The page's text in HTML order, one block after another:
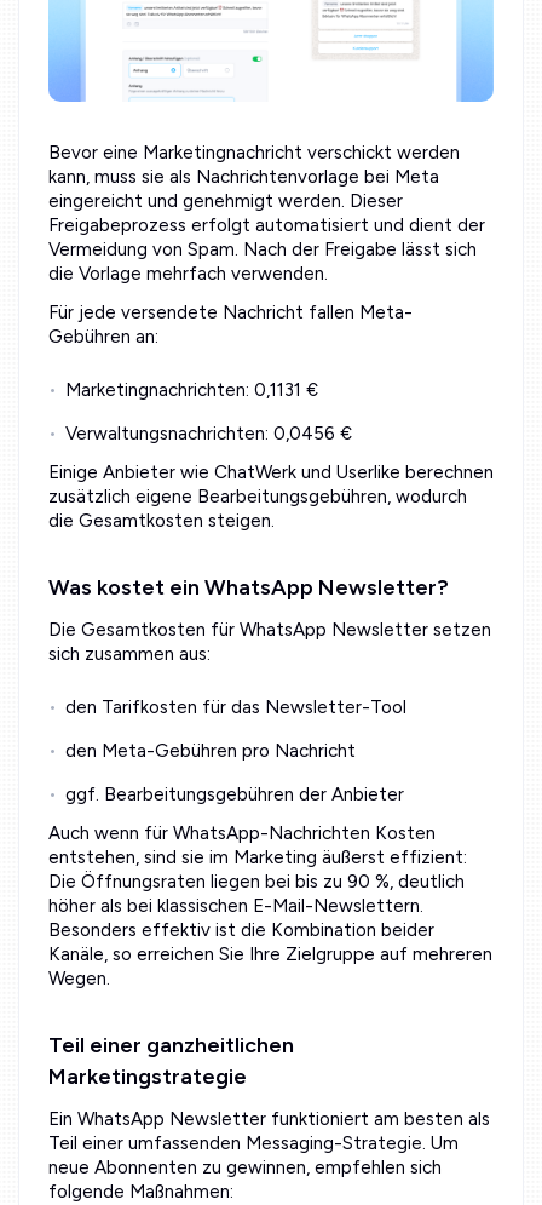
Bevor eine Marketingnachricht verschickt werden
kann, muss sie als Nachrichtenvorlage bei Meta
eingereicht und genehmigt werden. Dieser
Freigabeprozess erfolgt automatisiert und dient der
Vermeidung von Spam. Nach der Freigabe lässt sich
die Vorlage mehrfach verwenden.
Für jede versendete Nachricht fallen Meta-
Gebühren an:
Marketingnachrichten: 0,1131 €
Verwaltungsnachrichten: 0,0456 €
Einige Anbieter wie ChatWerk und Userlike berechnen
zusätzlich eigene Bearbeitungsgebühren, wodurch
die Gesamtkosten steigen.
Was kostet ein WhatsApp Newsletter?
Die Gesamtkosten für WhatsApp Newsletter setzen
sich zusammen aus:
den Tarifkosten für das Newsletter-Tool
den Meta-Gebühren pro Nachricht
ggf. Bearbeitungsgebühren der Anbieter
Auch wenn für WhatsApp-Nachrichten Kosten
entstehen, sind sie im Marketing äußerst effizient:
Die Öffnungsraten liegen bei bis zu 90 %, deutlich
höher als bei klassischen E-Mail-Newslettern.
Besonders effektiv ist die Kombination beider
Kanäle, so erreichen Sie Ihre Zielgruppe auf mehreren
Wegen.
Teil einer ganzheitlichen
Marketingstrategie
Ein WhatsApp Newsletter funktioniert am besten als
Teil einer umfassenden Messaging-Strategie. Um
neue Abonnenten zu gewinnen, empfehlen sich
folgende Maßnahmen: